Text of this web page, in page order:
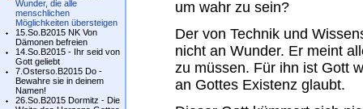
Wunder, die alle
menschlichen
Möglichkeiten übersteigen
15.So.B2015 NK Von
Dämonen befreien
14.So.B2015 - Ihr seid von
Gott geliebt
7.Osterso.B2015 Do -
Bewahre sie in deinem
Namen!
26.So.B2015 Dormitz - Die
um wahr zu sein?
Der von Technik und
nicht an Wunder. Er meint
zu müssen. Für ihn ist Gott
an Gottes Existenz glaubt.